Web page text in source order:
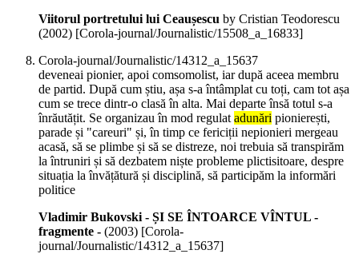
Viitorul portretului lui Ceaușescu by Cristian Teodorescu
(2002) [Corola-journal/Journalistic/15508_a_16833]
Corola-journal/Journalistic/14312_a_15637
deveneai pionier, apoi comsomolist, iar după aceea membru
de partid. După cum știu, așa s-a întâmplat cu toți, cam tot așa
cum se trece dintr-o clasă în alta. Mai departe însă totul s-a
înrăutățit. Se organizau în mod regulatadunări pionierești,
parade și "careuri" și, în timp ce fericiții nepionieri mergeau
acasă, să se plimbe și să se distreze, noi trebuia să transpirăm
la întruniri și să dezbatem niște probleme plictisitoare, despre
situația la învățătură și disciplină, să participăm la informări
politice
Vladimir Bukovski - ȘI SE ÎNTOARCE VÎNTUL -
fragmente - (2003) [Corola-
journal/Journalistic/14312_a_15637]